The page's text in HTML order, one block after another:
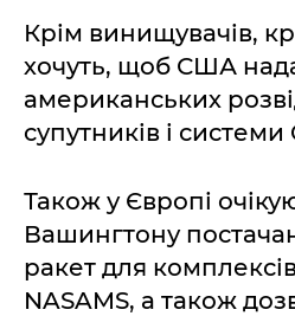
Крім винищувачів,
хочуть, щоб США
американських
супутників і системи
Також у Європі
Вашингтону
ракет для
NASAMS, а також